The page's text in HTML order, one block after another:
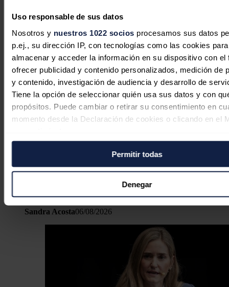
Uso responsable de sus datos
Nosotros y nuestros 1022 socios procesamos sus datos
p.ej., su dirección IP, con tecnologías como las cookies para
almacenar y acceder la información en su dispositivo con el
ofrecer publicidad y contenido personalizados, medición de
y contenido, investigación de audiencia y desarrollo de
Tiene la opción de seleccionar quién usa sus datos y con
propósitos. Puede cambiar o retirar su consentimiento en
momento desde la Declaración de cookies o clicando en el
Si lo permite, también quisiéramos:
Recopilar información sobre su ubicación geográfica
puede tener una precisión de varios metros
Identificar su dispositivo analizándolo activamente
características específicas (huellas digitales)
personales y establezca sus preferencias en la
Puede cambiar o retirar su consentimiento en cualquier
Las cookies de este sitio web se usan para personalizar el
Permitir todas
Denegar
generar Certificados de Ahorro
Energético en el transporte
Sandra Acosta06/08/2026